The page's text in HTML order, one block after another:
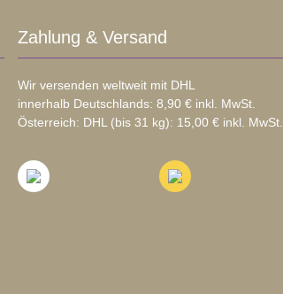
Zahlung & Versand
Wir versenden weltweit mit DHL
innerhalb Deutschlands: 8,90 € inkl. MwSt.
Österreich: DHL (bis 31 kg): 15,00 € inkl. MwSt.